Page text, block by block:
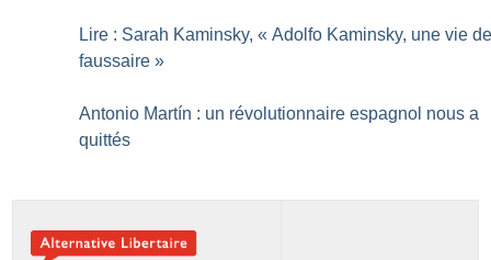
Lire : Sarah Kaminsky, « Adolfo Kaminsky, une vie
faussaire »
Antonio Martín : un révolutionnaire espagnol nous a
quittés